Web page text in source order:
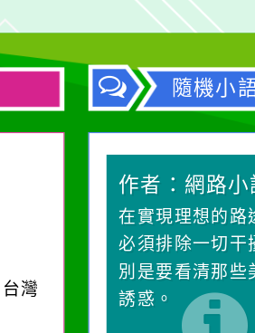
灣
隨機小
語
一滴污
作者：網路小
在實現理想的路
必須排除一切干
別是要看清那些
誘惑。